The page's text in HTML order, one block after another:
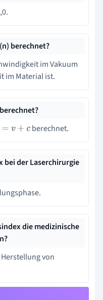
berechnet?
im Vakuum
im Material ist.
v+ c berechnet.
bei der Laserchirurgie
die medizinische
von